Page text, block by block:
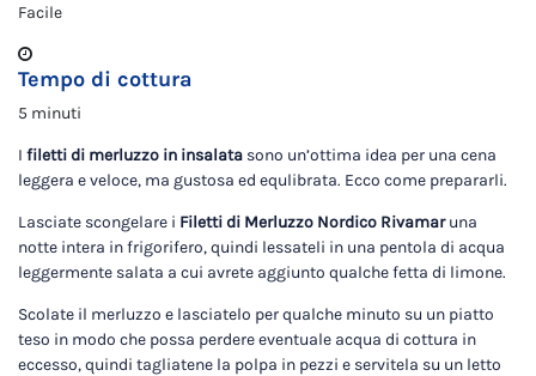
Facile
Tempo di cottura
5 minuti
I filetti di merluzzo in insalata sono un’ottima idea per una cena
leggera e veloce, ma gustosa ed equlibrata. Ecco come prepararli.
Lasciate scongelare i Filetti di Merluzzo Nordico Rivamaruna
notte intera in frigorifero, quindi lessateli in una pentola di acqua
leggermente salata a cui avrete aggiunto qualche fetta di limone.
Scolate il merluzzo e lasciatelo per qualche minuto su un piatto
teso in modo che possa perdere eventuale acqua di cottura in
eccesso, quindi tagliatene la polpa in pezzi e servitela su un letto